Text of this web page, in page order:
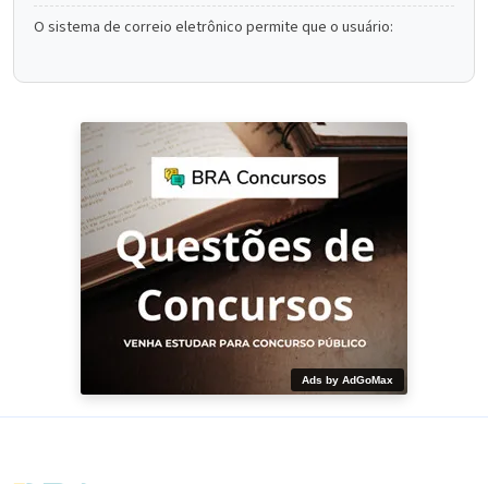
O sistema de correio eletrônico permite que o usuário:
Ads by AdGoMax